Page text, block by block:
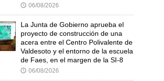
🕔 06/08/2026
La Junta de Gobierno aprueba el
proyecto de construcción de una
acera entre el Centro Polivalente de
Valdesoto y el entorno de la escuela
de Faes, en el margen de la SI-8
🕔 06/08/2026